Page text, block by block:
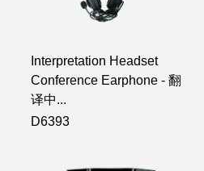
Interpretation Headset
Conference Earphone - 翻
译中...
D6393